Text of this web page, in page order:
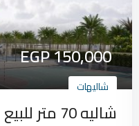
EGP150,000
شاليهات
شاليه 70 متر للبيع في الساحل الشمالي